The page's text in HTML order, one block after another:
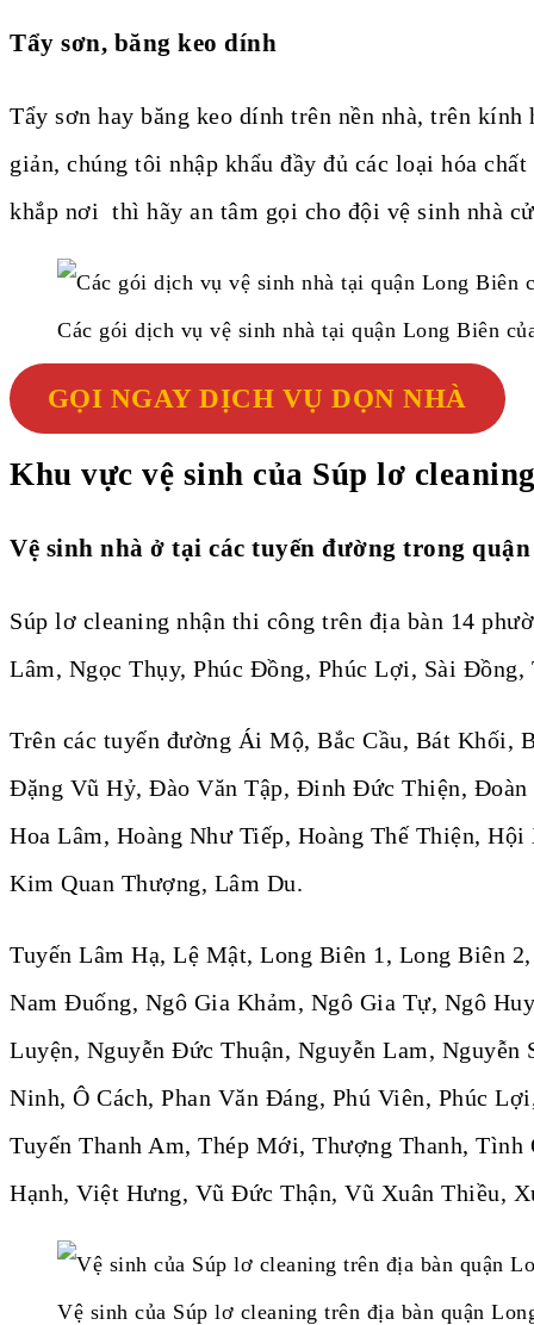
Tẩy sơn, băng keo dính
Tẩy sơn hay băng keo dính trên nền nhà, trên
giản, chúng tôi nhập khẩu đầy đủ các loại hóa
khắp nơi thì hãy an tâm gọi cho đội vệ sinh nhà
Các gói dịch vụ vệ sinh nhà tại quận Long Biên
GỌI NGAY DỊCH VỤ DỌN NHÀ
Khu vực vệ sinh của Súp lơ
Vệ sinh nhà ở tại các tuyến đường trong
Súp lơ cleaning nhận thi công trên địa bàn 14
Lâm, Ngọc Thụy, Phúc Đồng, Phúc Lợi, Sài
Trên các tuyến đường Ái Mộ, Bắc Cầu, Bát Khối,
Đặng Vũ Hỷ, Đào Văn Tập, Đinh Đức Thiện,
Hoa Lâm, Hoàng Như Tiếp, Hoàng Thế Thiện,
Kim Quan Thượng, Lâm Du.
Tuyến Lâm Hạ, Lệ Mật, Long Biên 1, Long Biên
Nam Đuống, Ngô Gia Khảm, Ngô Gia Tự, Ngô
Luyện, Nguyễn Đức Thuận, Nguyễn Lam,
Ninh, Ô Cách, Phan Văn Đáng, Phú Viên, Phúc
Tuyến Thanh Am, Thép Mới, Thượng Thanh,
Hạnh, Việt Hưng, Vũ Đức Thận, Vũ Xuân Thiều,
Vệ sinh của Súp lơ cleaning trên địa bàn quận